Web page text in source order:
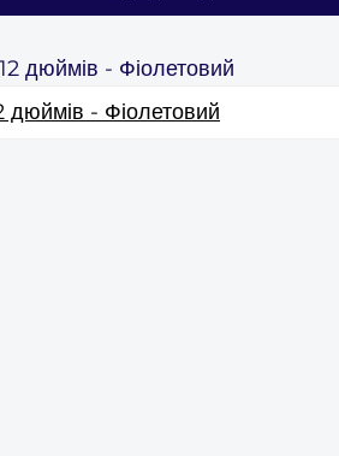
дюймів - Фіолетовий
дюймів - Фіолетовий